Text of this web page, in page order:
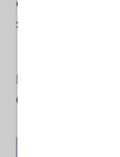
Ceuta no
situación que
El cementerio
convertirse en